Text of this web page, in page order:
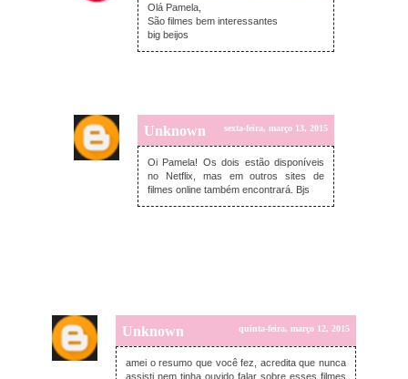
Olá Pamela,
São filmes bem interessantes
big beijos
Unknown sexta-feira, março 13, 2015
Oi Pamela! Os dois estão disponíveis
no Netflix, mas em outros sites de
filmes online também encontrará. Bjs
Unknown quinta-feira, março 12, 2015
amei o resumo que você fez, acredita que nunca
assisti nem tinha ouvido falar sobre esses filmes